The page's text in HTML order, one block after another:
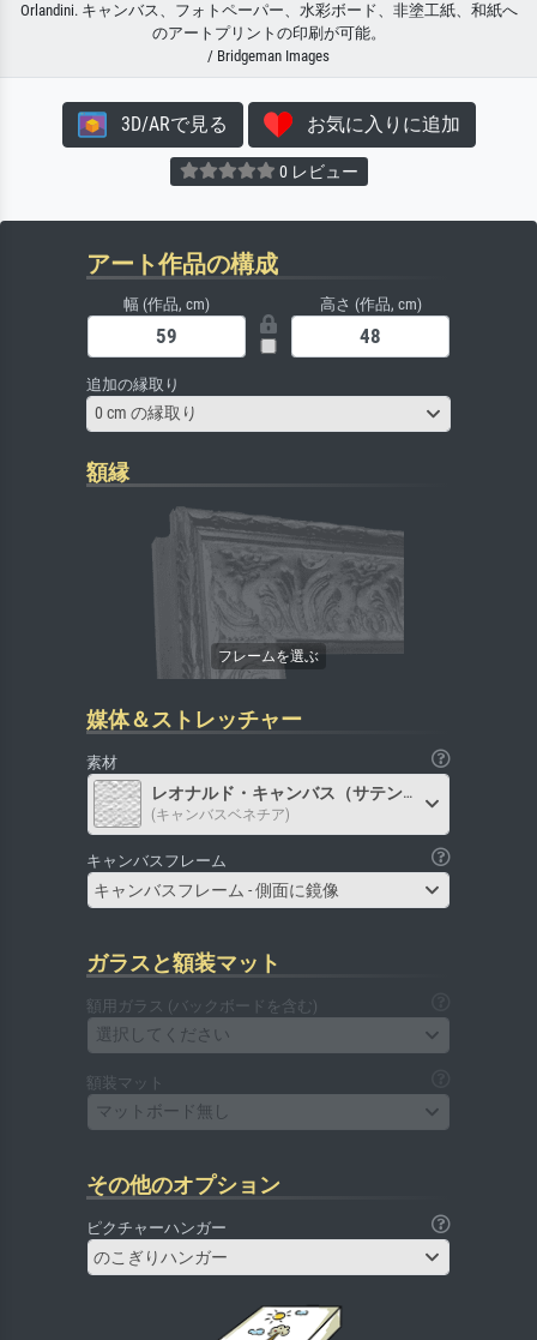
Orlandini. キャンバス、フォトペーパー、水彩ボード、非塗工紙、和紙へ
のアートプリントの印刷が可能。
/ Bridgeman Images
3D/ARで見る お気に入りに追加
0 レビュー
アート作品の構成
幅 (作品, cm) 高さ (作品, cm)
追加の縁取り
0 cm の縁取り
額縁
媒体＆ストレッチャー
素材
レオナルド・キャンバス（サテン）
(キャンバスベネチア)
キャンバスフレーム
キャンバスフレーム - 側面に鏡像
ガラスと額装マット
額用ガラス (バックボードを含む)
選択してください
額装マット
マットボード無し
その他のオプション
ピクチャーハンガー
のこぎりハンガー